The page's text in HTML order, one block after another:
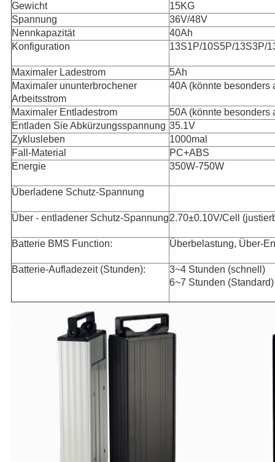
Gewicht
15KG
Spannung
36V/48V
Nennkapazität
40Ah
Konfiguration
13S1P/10S5P/13S3P/
Maximaler Ladestrom
5Ah
Maximaler ununterbrochener
Arbeitsstrom
40A (könnte besonders
Maximaler Entladestrom
50A (könnte besonders
Entladen Sie Abkürzungsspannung 35.1V
Zyklusleben
1000mal
Fall-Material
PC+ABS
Energie
350W-750W
Überladene Schutz-Spannung
Über - entladener Schutz-Spannung2.70±0.10V/Cell
Batterie BMS Function: Überbelastung, Über-
Batterie-Aufladezeit (Stunden):
3~4 Stunden (schnell)
6~7 Stunden (Standard)